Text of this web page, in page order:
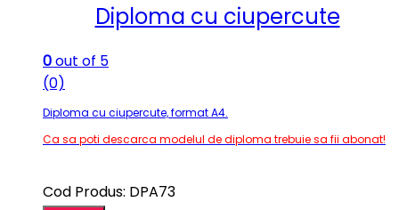
Diploma cu ciupercute
0out of 5
(0)
Diploma cu ciupercute, format A4.
Ca sa poti descarca modelul de diploma trebuie sa fii abonat!
Cod Produs: DPA73